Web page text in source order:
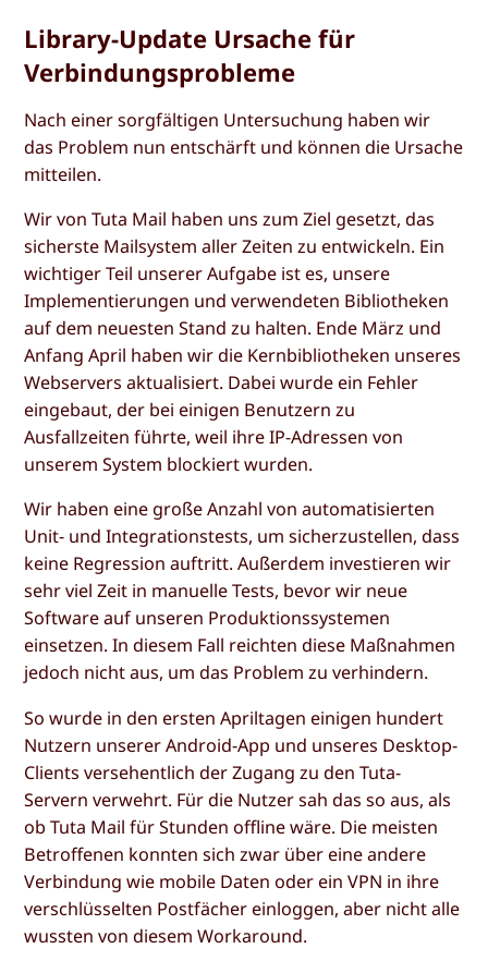
Library-Update Ursache für
Verbindungsprobleme
Nach einer sorgfältigen Untersuchung haben wir
das Problem nun entschärft und können die Ursache
mitteilen.
Wir von Tuta Mail haben uns zum Ziel gesetzt, das
sicherste Mailsystem aller Zeiten zu entwickeln. Ein
wichtiger Teil unserer Aufgabe ist es, unsere
Implementierungen und verwendeten Bibliotheken
auf dem neuesten Stand zu halten. Ende März und
Anfang April haben wir die Kernbibliotheken unseres
Webservers aktualisiert. Dabei wurde ein Fehler
eingebaut, der bei einigen Benutzern zu
Ausfallzeiten führte, weil ihre IP-Adressen von
unserem System blockiert wurden.
Wir haben eine große Anzahl von automatisierten
Unit- und Integrationstests, um sicherzustellen, dass
keine Regression auftritt. Außerdem investieren wir
sehr viel Zeit in manuelle Tests, bevor wir neue
Software auf unseren Produktionssystemen
einsetzen. In diesem Fall reichten diese Maßnahmen
jedoch nicht aus, um das Problem zu verhindern.
So wurde in den ersten Apriltagen einigen hundert
Nutzern unserer Android-App und unseres Desktop-
Clients versehentlich der Zugang zu den Tuta-
Servern verwehrt. Für die Nutzer sah das so aus, als
ob Tuta Mail für Stunden offline wäre. Die meisten
Betroffenen konnten sich zwar über eine andere
Verbindung wie mobile Daten oder ein VPN in ihre
verschlüsselten Postfächer einloggen, aber nicht alle
wussten von diesem Workaround.